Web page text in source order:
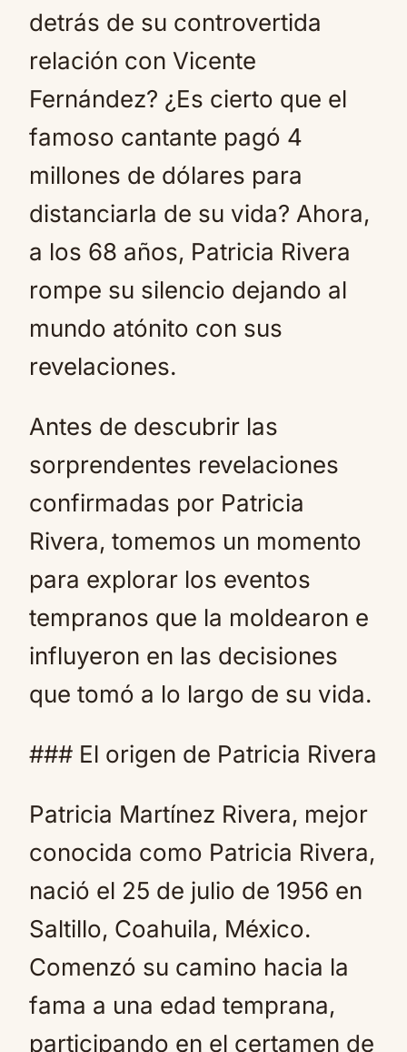
detrás de su controvertida
relación con Vicente
Fernández? ¿Es cierto que el
famoso cantante pagó 4
millones de dólares para
distanciarla de su vida? Ahora,
a los 68 años, Patricia Rivera
rompe su silencio dejando al
mundo atónito con sus
revelaciones.
Antes de descubrir las
sorprendentes revelaciones
confirmadas por Patricia
Rivera, tomemos un momento
para explorar los eventos
tempranos que la moldearon e
influyeron en las decisiones
que tomó a lo largo de su vida.
### El origen de Patricia Rivera
Patricia Martínez Rivera, mejor
conocida como Patricia Rivera,
nació el 25 de julio de 1956 en
Saltillo, Coahuila, México.
Comenzó su camino hacia la
fama a una edad temprana,
participando en el certamen de